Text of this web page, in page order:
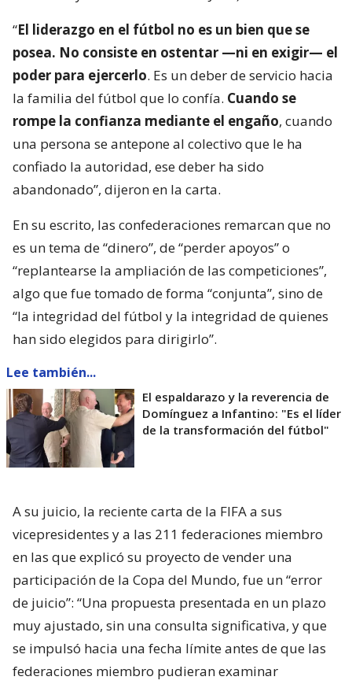
“El liderazgo en el fútbol no es un bien que se
posea. No consiste en ostentar —ni en exigir— el
poder para ejercerlo. Es un deber de servicio hacia
la familia del fútbol que lo confía. Cuando se
rompe la confianza mediante el engaño, cuando
una persona se antepone al colectivo que le ha
confiado la autoridad, ese deber ha sido
abandonado”, dijeron en la carta.
En su escrito, las confederaciones remarcan que no
es un tema de “dinero”, de “perder apoyos” o
“replantearse la ampliación de las competiciones”,
algo que fue tomado de forma “conjunta”, sino de
“la integridad del fútbol y la integridad de quienes
han sido elegidos para dirigirlo”.
Lee también...
El espaldarazo y la reverencia de
Domínguez a Infantino: "Es el líder
de la transformación del fútbol"
A su juicio, la reciente carta de la FIFA a sus
vicepresidentes y a las 211 federaciones miembro
en las que explicó su proyecto de vender una
participación de la Copa del Mundo, fue un “error
de juicio”: “Una propuesta presentada en un plazo
muy ajustado, sin una consulta significativa, y que
se impulsó hacia una fecha límite antes de que las
federaciones miembro pudieran examinar